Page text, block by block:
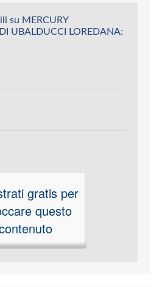
su MERCURY
UBALDUCCI LOREDANA:
gratis per
questo